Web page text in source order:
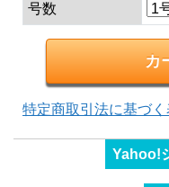
号数
特定商取引法に基づ
Yahoo!